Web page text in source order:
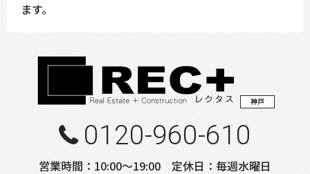
ます。
神戸
0120-960-610
営業時間：10:00〜19:00 定休日：毎週水曜日